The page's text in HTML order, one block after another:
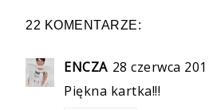
22 KOMENTARZE:
ENCZA 28 czerwca
Piękna kartka!!!